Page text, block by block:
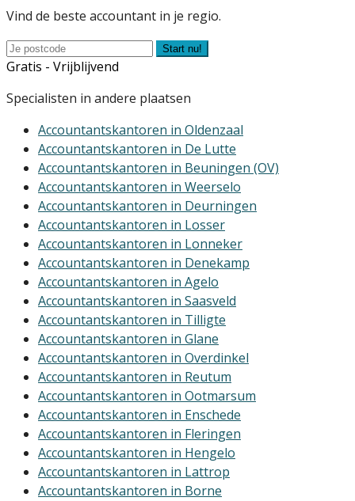
Vind de beste accountant in je regio.
Start nu!
Gratis - Vrijblijvend
Specialisten in andere plaatsen
Accountantskantoren in Oldenzaal
Accountantskantoren in De Lutte
Accountantskantoren in Beuningen (OV)
Accountantskantoren in Weerselo
Accountantskantoren in Deurningen
Accountantskantoren in Losser
Accountantskantoren in Lonneker
Accountantskantoren in Denekamp
Accountantskantoren in Agelo
Accountantskantoren in Saasveld
Accountantskantoren in Tilligte
Accountantskantoren in Glane
Accountantskantoren in Overdinkel
Accountantskantoren in Reutum
Accountantskantoren in Ootmarsum
Accountantskantoren in Enschede
Accountantskantoren in Fleringen
Accountantskantoren in Hengelo
Accountantskantoren in Lattrop
Accountantskantoren in Borne